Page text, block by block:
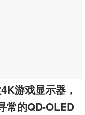
游戏显示器，
常的QD-OLED